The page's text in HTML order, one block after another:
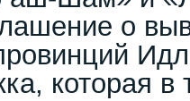
о
которая в